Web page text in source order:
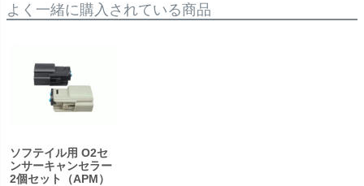
よく一緒に購入されている商品
ソフテイル用 O2セ
ンサーキャンセラー
2個セット（APM）